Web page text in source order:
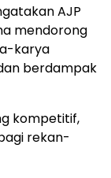
AJP
mendorong
karya
berdampak
kompetitif,
rekan-